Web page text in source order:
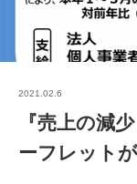
2021.02.6
『売上の減
ーフレット